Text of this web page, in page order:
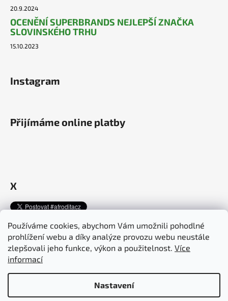
Používáme cookies, abychom Vám umožnili pohodlné
prohlížení webu a díky analýze provozu webu neustále
zlepšovali jeho funkce, výkon a použitelnost. Více
informací
Nastavení
20.9.2024
OCENĚNÍ SUPERBRANDS NEJLEPŠÍ ZNAČKA
SLOVINSKÉHO TRHU
15.10.2023
Instagram
Přijímáme online platby
X
Afroditacosmetics.cz afroditacosmetics.sk